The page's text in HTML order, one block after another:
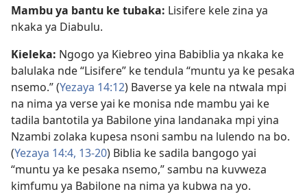
Mambu ya bantu ke tubaka: Lisifere kele zina ya
nkaka ya Diabulu.
Kieleka: Ngogo ya Kiebreo yina Babiblia ya nkaka ke
balulaka nde “Lisifere” ke tendula “muntu ya ke pesaka
nsemo.” (Yezaya 14:12) Baverse ya kele na ntwala mpi
na nima ya verse yai ke monisa nde mambu yai ke
tadila bantotila ya Babilone yina landanaka mpi yina
Nzambi zolaka kupesa nsoni sambu na lulendo na bo.
(Yezaya 14:4, 13-20) Biblia ke sadila bangogo yai
“muntu ya ke pesaka nsemo,” sambu na kuvweza
kimfumu ya Babilone na nima ya kubwa na yo.